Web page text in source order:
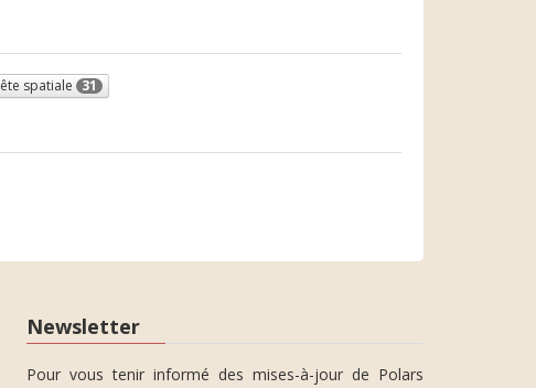
spatiale 31
Newsletter
Pour vous tenir informé des mises-à-jour de Polars